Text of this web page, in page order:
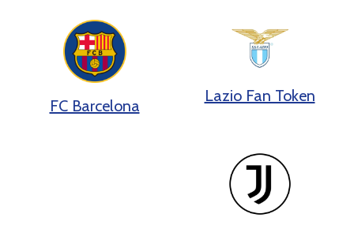
FC Barcelona
Lazio Fan Token